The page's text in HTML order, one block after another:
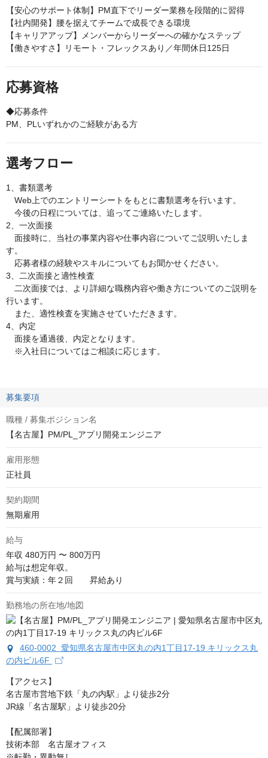
【安心のサポート体制】PM直下でリーダー業務を段階的に習得
【社内開発】腰を据えてチームで成長できる環境
【キャリアアップ】メンバーからリーダーへの確かなステップ
【働きやすさ】リモート・フレックスあり／年間休日125日
応募資格
◆応募条件
PM、PLいずれかのご経験がある方
選考フロー
1、書類選考
Web上でのエントリーシートをもとに書類選考を行います。
今後の日程については、追ってご連絡いたします。
2、一次面接
面接時に、当社の事業内容や仕事内容についてご説明いたしま
す。
応募者様の経験やスキルについてもお聞かせください。
3、二次面接と適性検査
二次面接では、より詳細な職務内容や働き方についてのご説明を
行います。
また、適性検査を実施させていただきます。
4、内定
面接を通過後、内定となります。
※入社日についてはご相談に応じます。
募集要項
職種 / 募集ポジション名
【名古屋】PM/PL_アプリ開発エンジニア
雇用形態
正社員
契約期間
無期雇用
給与
年収 480万円 〜 800万円
給与は想定年収。
賞与実績：年２回　　昇給あり
勤務地の所在地/地図
460-0002 愛知県名古屋市中区丸の内1丁目17-19 キリックス丸
の内ビル6F
【アクセス】
名古屋市営地下鉄「丸の内駅」より徒歩2分
JR線「名古屋駅」より徒歩20分
【配属部署】
技術本部　名古屋オフィス